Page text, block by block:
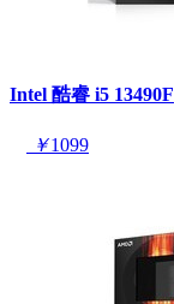
Intel 酷睿 i5 13490F
￥1099